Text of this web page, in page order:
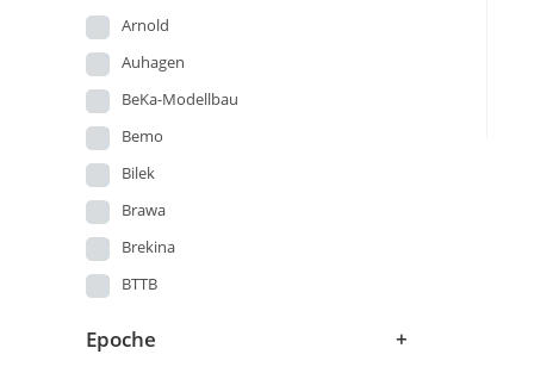
Straßenbahn
US-Modelle
Wagen
Arnold
Auhagen
BeKa-Modellbau
Bemo
Bilek
Brawa
Brekina
BTTB
Epoche
+